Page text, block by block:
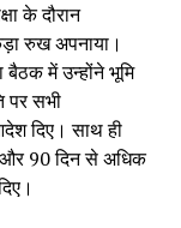
के दौरान
रुख अपनाया।
बैठक में उन्होंने भूमि
पर सभी
दिए। साथ ही
और 90 दिन से अधिक